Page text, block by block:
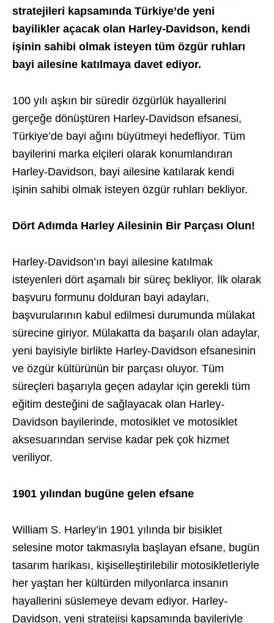
stratejileri kapsamında Türkiye’de yeni
bayilikler açacak olan Harley-Davidson, kendi
işinin sahibi olmak isteyen tüm özgür ruhları
bayi ailesine katılmaya davet ediyor.
100 yılı aşkın bir süredir özgürlük hayallerini
gerçeğe dönüştüren Harley-Davidson efsanesi,
Türkiye’de bayi ağını büyütmeyi hedefliyor. Tüm
bayilerini marka elçileri olarak konumlandıran
Harley-Davidson, bayi ailesine katılarak kendi
işinin sahibi olmak isteyen özgür ruhları bekliyor.
Dört Adımda Harley Ailesinin Bir Parçası Olun!
Harley-Davidson’ın bayi ailesine katılmak
isteyenleri dört aşamalı bir süreç bekliyor. İlk olarak
başvuru formunu dolduran bayi adayları,
başvurularının kabul edilmesi durumunda mülakat
sürecine giriyor. Mülakatta da başarılı olan adaylar,
yeni bayisiyle birlikte Harley-Davidson efsanesinin
ve özgür kültürünün bir parçası oluyor. Tüm
süreçleri başarıyla geçen adaylar için gerekli tüm
eğitim desteğini de sağlayacak olan Harley-
Davidson bayilerinde, motosiklet ve motosiklet
aksesuarından servise kadar pek çok hizmet
veriliyor.
1901 yılından bugüne gelen efsane
William S. Harley’in 1901 yılında bir bisiklet
selesine motor takmasıyla başlayan efsane, bugün
tasarım harikası, kişiselleştirilebilir motosikletleriyle
her yaştan her kültürden milyonlarca insanın
hayallerini süslemeye devam ediyor. Harley-
Davidson, yeni stratejisi kapsamında bayileriyle